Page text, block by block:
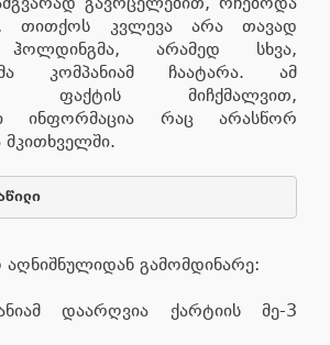
თითქოს კვლევა არა თავად
ჰოლდინგმა, არამედ სხვა,
კომპანიამ ჩაატარა. ამ
ფაქტის მიჩქმალვით,
ინფორმაცია რაც არასწორ
მკითხველში.
აღნიშნულიდან გამომდინარე:
დაარღვია ქარტიის მე-3